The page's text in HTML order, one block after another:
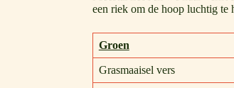
een riek om de hoop luchtig te
Groen
Grasmaaisel vers